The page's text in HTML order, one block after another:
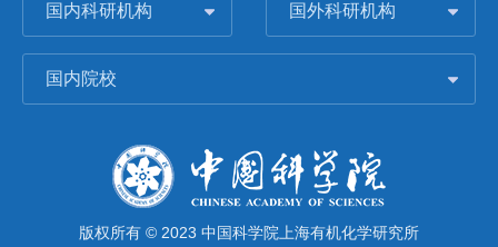
国内科研机构 国外科研机构
国内院校
版权所有 © 2023 中国科学院上海有机化学研究所